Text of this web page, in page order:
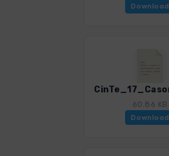
Download
60.86 KB
Download